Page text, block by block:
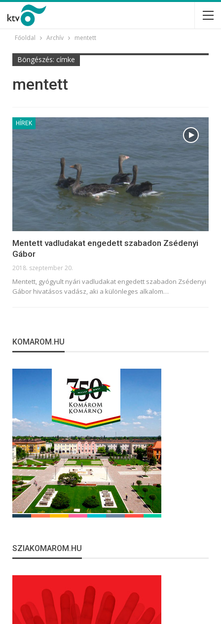
Főoldal Archív mentett
Böngészés: címke
mentett
HÍREK
Mentett vadludakat engedett szabadon Zsédenyi
Gábor
2018. szeptember 20.
Mentett, gyógyult nyári vadludakat engedett szabadon Zsédenyi
Gábor hivatásos vadász, aki a különleges alkalom…
KOMAROM.HU
SZIAKOMAROM.HU